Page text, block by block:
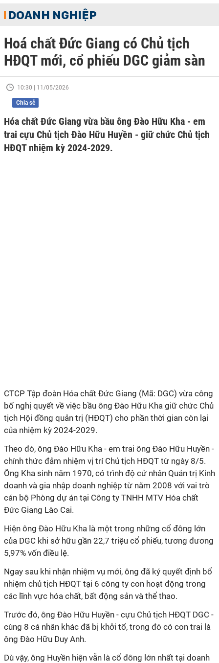
DOANH NGHIỆP
Hoá chất Đức Giang có Chủ tịch
HĐQT mới, cổ phiếu DGC giảm sàn
10:30 | 11/05/2026
Chia sẻ
Hóa chất Đức Giang vừa bầu ông Đào Hữu Kha - em
trai cựu Chủ tịch Đào Hữu Huyền - giữ chức Chủ tịch
HĐQT nhiệm kỳ 2024-2029.
CTCP Tập đoàn Hóa chất Đức Giang (Mã: DGC) vừa công
bố nghị quyết về việc bầu ông Đào Hữu Kha giữ chức Chủ
tịch Hội đồng quản trị (HĐQT) cho phần thời gian còn lại
của nhiệm kỳ 2024-2029.
Theo đó, ông Đào Hữu Kha - em trai ông Đào Hữu Huyền -
chính thức đảm nhiệm vị trí Chủ tịch HĐQT từ ngày 8/5.
Ông Kha sinh năm 1970, có trình độ cử nhân Quản trị Kinh
doanh và gia nhập doanh nghiệp từ năm 2008 với vai trò
cán bộ Phòng dự án tại Công ty TNHH MTV Hóa chất
Đức Giang Lào Cai.
Hiện ông Đào Hữu Kha là một trong những cổ đông lớn
của DGC khi sở hữu gần 22,7 triệu cổ phiếu, tương đương
5,97% vốn điều lệ.
Ngay sau khi nhận nhiệm vụ mới, ông đã ký quyết định bổ
nhiệm chủ tịch HĐQT tại 6 công ty con hoạt động trong
các lĩnh vực hóa chất, bất động sản và thể thao.
Trước đó, ông Đào Hữu Huyền - cựu Chủ tịch HĐQT DGC -
cùng 8 cá nhân khác đã bị khởi tố, trong đó có con trai là
ông Đào Hữu Duy Anh.
Dù vậy, ông Huyền hiện vẫn là cổ đông lớn nhất tại doanh